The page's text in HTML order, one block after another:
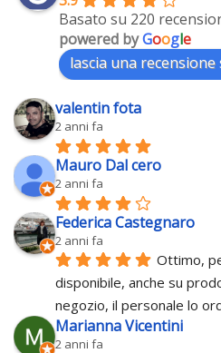
Basato su 220
powered byGoogle
lascia una recensione
valentin fota
2 anni fa
Mauro Dal cero
2 anni fa
Federica Castegnaro
2 anni fa
Ottimo,
disponibile, anche su
negozio, il personale lo
Marianna Vicentini
2 anni fa